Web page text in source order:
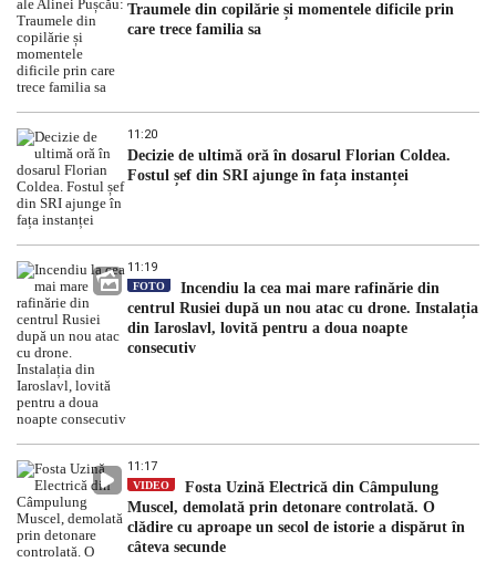
Traumele din copilărie și momentele dificile prin
care trece familia sa
11:20
Decizie de ultimă oră în dosarul Florian Coldea.
Fostul șef din SRI ajunge în fața instanței
11:19
FOTO
Incendiu la cea mai mare rafinărie din
centrul Rusiei după un nou atac cu drone. Instalația
din Iaroslavl, lovită pentru a doua noapte
consecutiv
11:17
VIDEO
Fosta Uzină Electrică din Câmpulung
Muscel, demolată prin detonare controlată. O
clădire cu aproape un secol de istorie a dispărut în
câteva secunde